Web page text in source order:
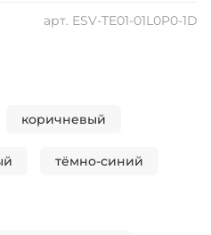
арт. ESV-TE01-01L0P0-1D
коричневый
тёмно-синий